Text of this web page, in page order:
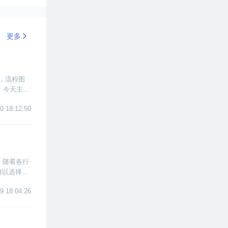
更多
流程图
今天主要
18:12:50
随着各行
选择。
18:04:26